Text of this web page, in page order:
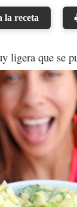
la receta
ligera que se